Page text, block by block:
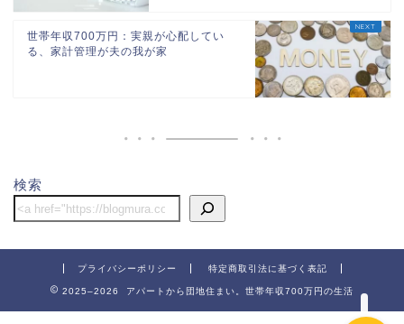
世帯年収700万円：実親が心配してい
る、家計管理が夫の我が家
検索
プライバシーポリシー 特定商取引法に基づく表記
2025–2026 アパートから団地住まい。世帯年収700万円の生活
ホーム
子供関連